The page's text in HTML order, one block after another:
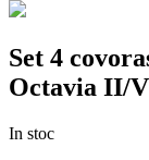
Set 4
Octavia II/
In stoc